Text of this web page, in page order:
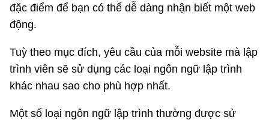
đặc điểm để bạn có thể dễ dàng nhận biết một web
động.
Tuỳ theo mục đích, yêu cầu của mỗi website mà lập
trình viên sẽ sử dụng các loại ngôn ngữ lập trình
khác nhau sao cho phù hợp nhất.
Một số loại ngôn ngữ lập trình thường được sử